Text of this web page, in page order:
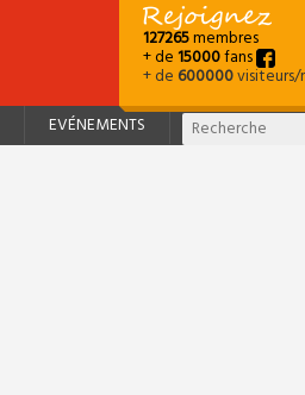
127265membres
+ de15000fans
+ de600000visiteurs/
EVÉNEMENTS